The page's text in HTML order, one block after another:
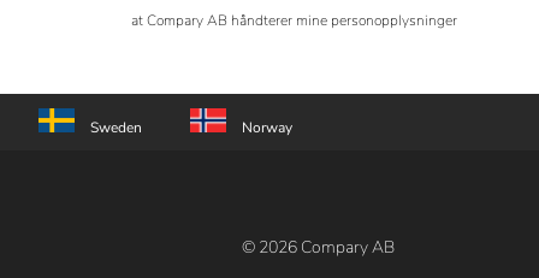
at Compary AB håndterer mine personopplysninger
Sweden Norway
© 2026 Compary AB